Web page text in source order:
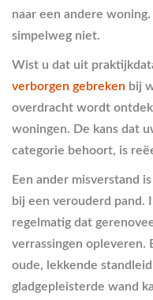
naar een andere
simpelweg niet.
Wist u dat uit
verborgen gebreken bij
overdracht wordt
woningen. De kans dat
categorie behoort, is
Een ander misverstand
bij een verouderd pand.
regelmatig dat
verrassingen opleveren.
oude, lekkende
gladgepleisterde wand